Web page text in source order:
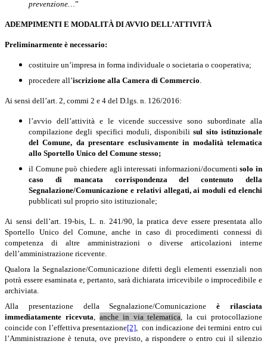
prevenzione…”
ADEMPIMENTI E MODALITÀ DI AVVIO DELL’ATTIVITÀ
Preliminarmente è necessario:
costituire un’impresa in forma individuale o societaria o cooperativa;
procedere all’iscrizione alla Camera di Commercio.
Ai sensi dell’art. 2, commi 2 e 4 del D.lgs. n. 126/2016:
l’avvio dell’attività e le vicende successive sono subordinate alla
compilazione degli specifici moduli, disponibilisul sito istituzionale
del Comune, da presentare esclusivamente in modalità telematica
allo Sportello Unico del Comune stesso;
il Comune può chiedere agli interessati informazioni/documentisolo in
caso di mancata corrispondenza del contenuto della
Segnalazione/Comunicazione e relativi allegati, ai moduli ed elenchi
pubblicati sul proprio sito istituzionale;
Ai sensi dell’art. 19-bis, L. n. 241/90, la pratica deve essere presentata allo
Sportello Unico del Comune, anche in caso di procedimenti connessi di
competenza di altre amministrazioni o diverse articolazioni interne
dell’amministrazione ricevente.
Qualora la Segnalazione/Comunicazione difetti degli elementi essenziali non
potrà essere esaminata e, pertanto, sarà dichiarata irricevibile o improcedibile e
archiviata.
Alla presentazione della Segnalazione/Comunicazioneè
rilasciata
immediatamente ricevuta, anche in via telematica, la cui protocollazione
coincide con l’effettiva presentazione[2], con indicazione dei termini entro cui
l’Amministrazione è tenuta, ove previsto, a rispondere o entro cui il silenzio